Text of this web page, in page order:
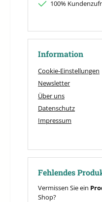
100%
Information
Cookie-Einstellungen
Newsletter
Über uns
Datenschutz
Impressum
Fehlendes
Vermissen Sie ein
Shop?